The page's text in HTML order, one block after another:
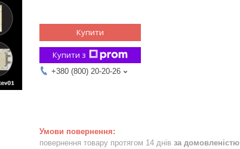
Купити
Купити з
+380 (800) 20-20-26
повернення товару протягом 14 днів за домовленістю